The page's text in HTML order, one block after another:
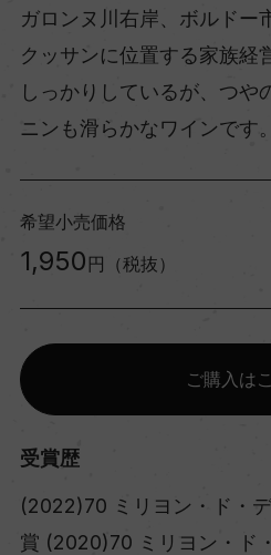
ガロンヌ川右岸、ボルドー
クッサンに位置する家族経
しっかりしているが、つや
ニンも滑らかなワインです。
希望小売価格
1,950 円（税抜）
ご購入は
受賞歴
(2022)70 ミリヨン・ド・
賞 (2020)70 ミリヨン・ド